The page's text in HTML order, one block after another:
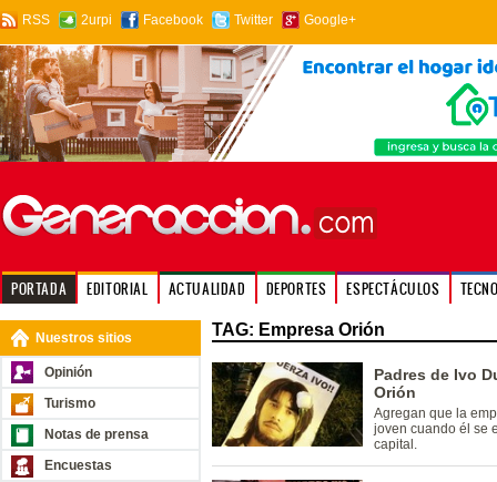
RSS 2urpi Facebook Twitter Google+
PORTADA EDITORIAL ACTUALIDAD DEPORTES ESPECTÁCULOS
Nuestros sitios
Opinión
Turismo
Notas de prensa
Encuestas
TAG: Empresa Orión
Padres de Ivo
Orión
Agregan que la
joven cuando él se
capital.